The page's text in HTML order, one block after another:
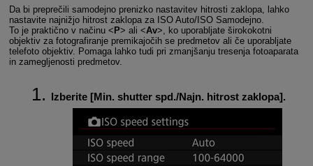
Da bi preprečili samodejno prenizko nastavitev hitrosti zaklopa, lahko
nastavite najnižjo hitrost zaklopa za ISO Auto/ISO Samodejno.
To je praktično v načinu
P ali Av
, ko uporabljate širokokotni
objektiv za fotografiranje premikajočih se predmetov ali če uporabljate
telefoto objektiv. Pomaga lahko tudi pri zmanjšanju tresenja fotoaparata
in zamegljenosti predmetov.
Izberite [Min. shutter spd./Najn. hitrost zaklopa].